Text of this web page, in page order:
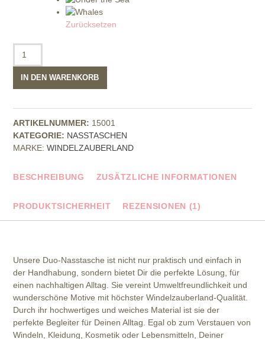
Zurücksetzen
Duo-
Nasstasche
Menge
IN DEN WARENKORB
ARTIKELNUMMER: 15001
KATEGORIE: NASSTASCHEN
MARKE:WINDELZAUBERLAND
BESCHREIBUNG ZUSÄTZLICHE INFORMATIONEN
PRODUKTSICHERHEIT REZENSIONEN (1)
Unsere Duo-Nasstasche ist nicht nur praktisch und einfach in
der Handhabung, sondern bietet Dir die perfekte Lösung, für
einen nachhaltigen Alltag. Sie vereint Umweltfreundlichkeit und
wunderschöne Motive mit höchster Windelzauberland-Qualität.
Durch ihr hochwertiges und weiches Material ist sie der
perfekte Begleiter für Deinen Alltag. Egal ob zum Verstauen von
Windeln, Kleidung, Kosmetik oder Lebensmitteln, Deiner